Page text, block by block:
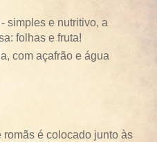
simples e nutritivo, a
folhas e fruta!
com açafrão e água
romãs é colocado junto às